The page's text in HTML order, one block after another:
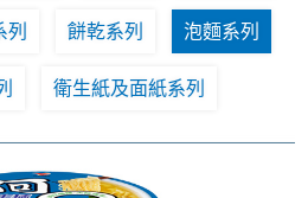
餅乾系列 泡麵系列
衛生紙及面紙系列